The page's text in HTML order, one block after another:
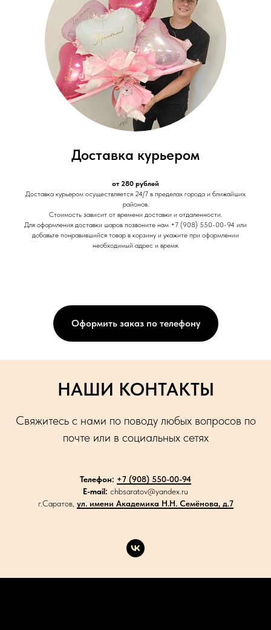
Доставка курьером
от 280 рублей
Доставка курьером осуществляется 24/7 в пределах города и ближайших
районов.
Стоимость зависит от времени доставки и отдаленности.
Для оформления доставки шаров позвоните нам +7 (908) 550-00-94 или
добавьте понравившийся товар в корзину и укажите при оформлении
необходимый адрес и время.
Оформить заказ по телефону
НАШИ КОНТАКТЫ
Свяжитесь с нами по поводу любых вопросов по
почте или в социальных сетях
Телефон: +7 (908) 550-00-94
E-mail: chbsaratov@yandex.ru
г.Саратов, ул. имени Академика Н.Н. Семёнова, д.7